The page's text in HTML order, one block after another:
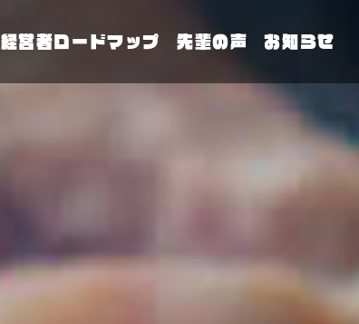
経営者ロードマップ 先輩の声 お知らせ